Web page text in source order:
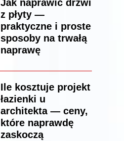
Jak naprawić drzwi
z płyty —
praktyczne i proste
sposoby na trwałą
naprawę
Ile kosztuje projekt
łazienki u
architekta — ceny,
które naprawdę
zaskoczą